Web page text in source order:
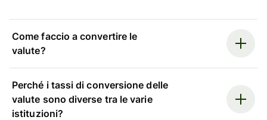
Come faccio a convertire le
valute?
Perché i tassi di conversione delle
valute sono diverse tra le varie
istituzioni?